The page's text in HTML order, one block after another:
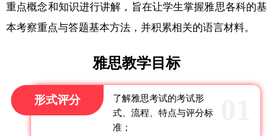
重点概念和知识进行讲解，旨在让学生掌握雅思各科的基
本考察重点与答题基本方法，并积累相关的语言材料。
雅思教学目标
形式评分
了解雅思考试的考试形
式、流程、特点与评分标
准；